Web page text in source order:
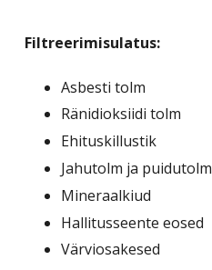
Filtreerimisulatus:
Asbesti tolm
Ränidioksiidi tolm
Ehituskillustik
Jahutolm ja puidutolm
Mineraalkiud
Hallitusseente eosed
Värviosakesed